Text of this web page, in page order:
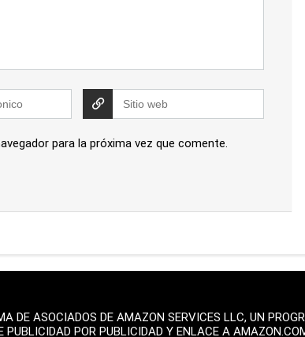
para la próxima vez que comente.
DE ASOCIADOS DE AMAZON SERVICES LLC, UN
POR PUBLICIDAD Y ENLACE A